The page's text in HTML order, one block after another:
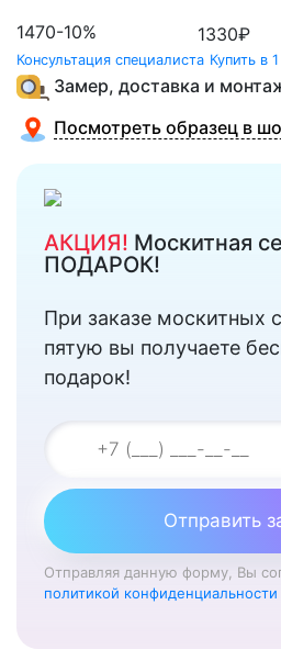
1470-10% 1330₽
Консультация специалиста Купить в
Замер, доставка и
Посмотреть образец в
АКЦИЯ! Москитная
ПОДАРОК!
При заказе москитных
пятую вы получаете
подарок!
Отправить
Отправляя данную форму, Вы
политикой конфиденциальности